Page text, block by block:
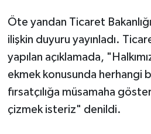
Öte yandan Ticaret
ilişkin duyuru yayınladı.
yapılan açıklamada,
ekmek konusunda herhangi
fırsatçılığa müsamaha
çizmek isteriz" denildi.